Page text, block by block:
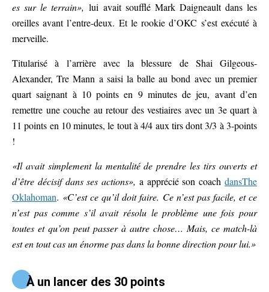
es sur le terrain»,lui avait soufflé Mark Daigneault dans les
oreilles avant l’entre-deux. Et le rookie d’OKC s’est exécuté à
merveille.
Titularisé à l’arrière avec la blessure de Shai Gilgeous-
Alexander, Tre Mann a saisi la balle au bond avec un premier
quart saignant à 10 points en 9 minutes de jeu, avant d’en
remettre une couche au retour des vestiaires avec un 3e quart à
11 points en 10 minutes, le tout à 4/4 aux tirs dont 3/3 à 3-points
!
«Il avait simplement la mentalité de prendre les tirs ouverts et
d’être décisif dans ses actions», a apprécié son coachdansThe
Oklahoman. «C’est ce qu’il doit faire. Ce n’est pas facile, et ce
n’est pas comme s’il avait résolu le problème une fois pour
toutes et qu’on peut passer à autre chose… Mais, ce match-là
est en tout cas un énorme pas dans la bonne direction pour lui.»
À un lancer des 30 points